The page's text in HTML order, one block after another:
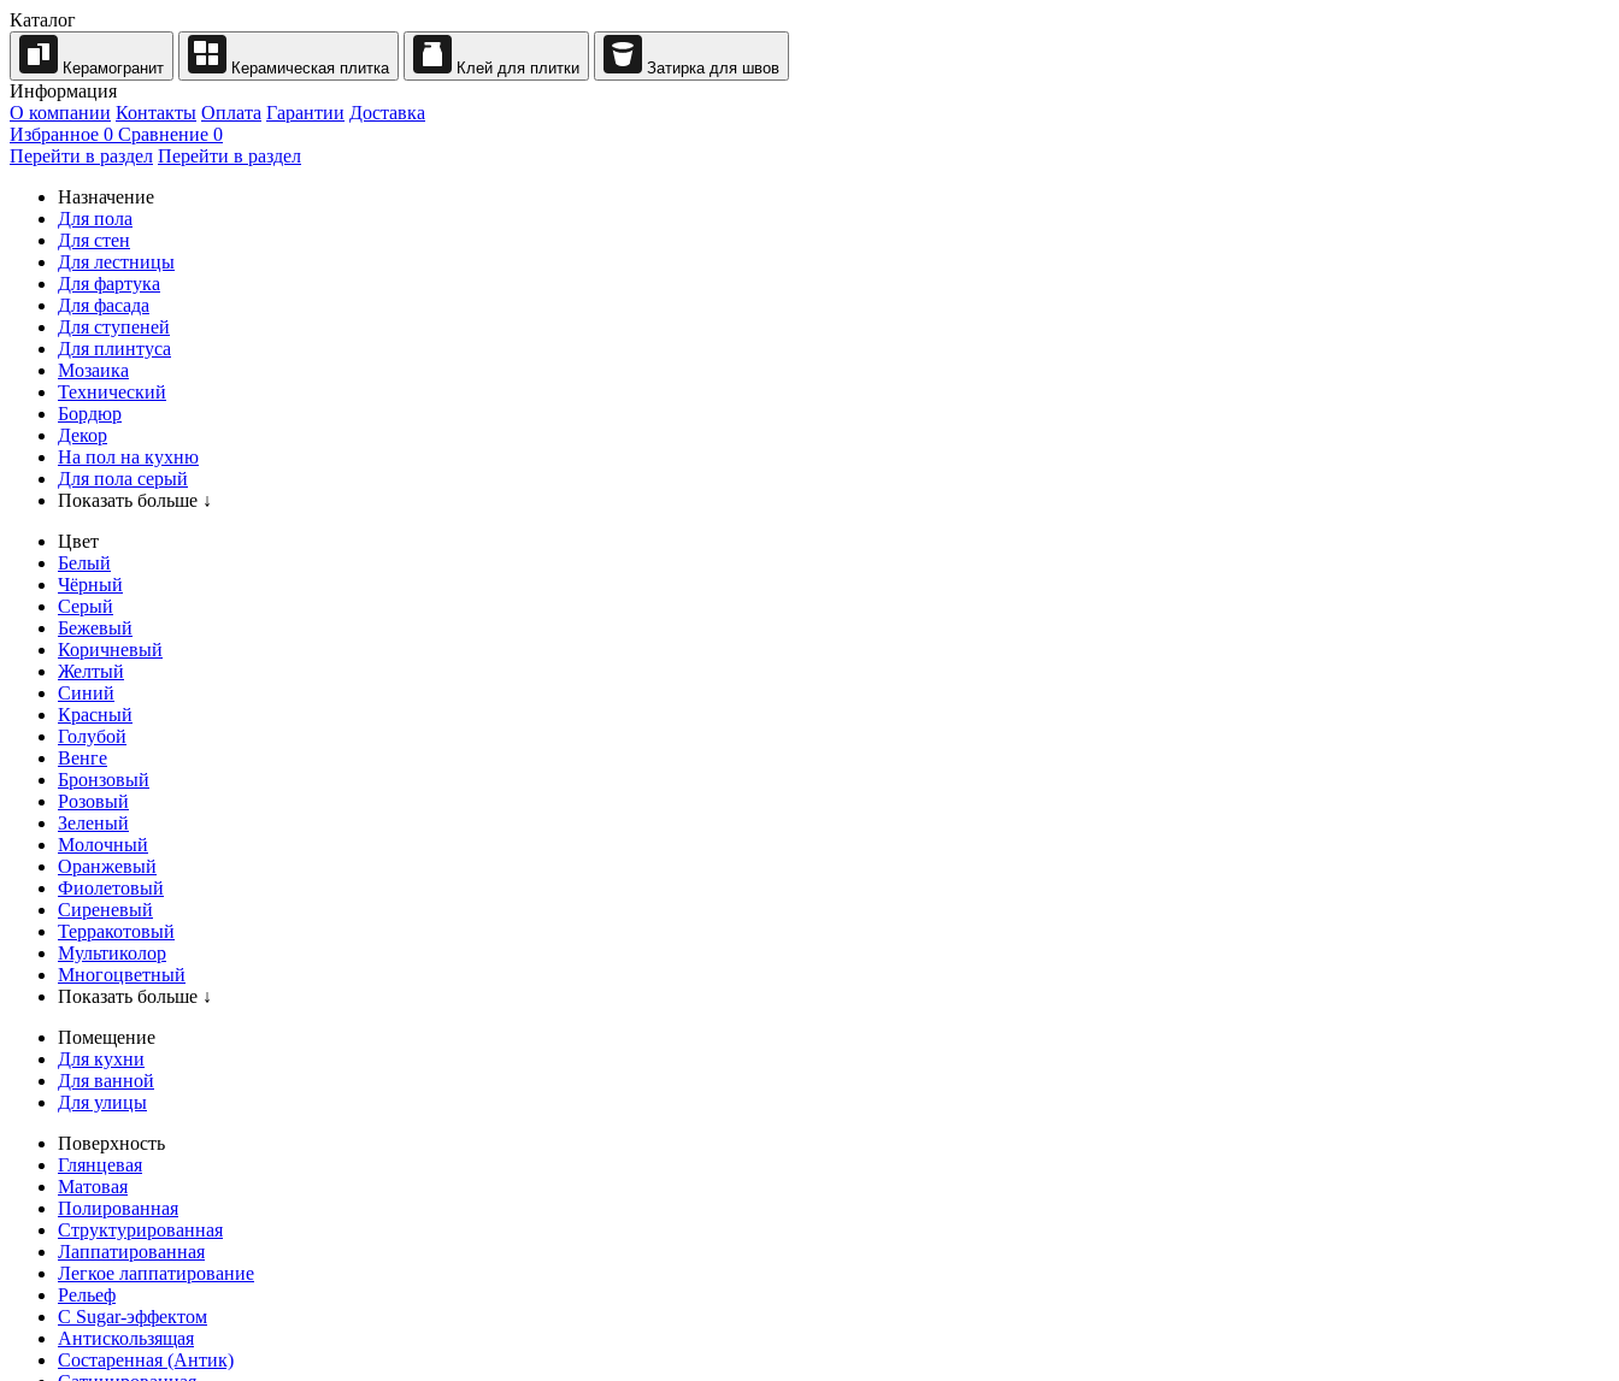
Каталог
Керамогранит Керамическая плитка Клей для плитки Затирка для швов
Информация
О компании Контакты Оплата Гарантии Доставка
Избранное 0 Сравнение 0
Перейти в раздел Перейти в раздел
Назначение
Для пола
Для стен
Для лестницы
Для фартука
Для фасада
Для ступеней
Для плинтуса
Мозаика
Технический
Бордюр
Декор
На пол на кухню
Для пола серый
Показать больше ↓
Цвет
Белый
Чёрный
Серый
Бежевый
Коричневый
Желтый
Синий
Красный
Голубой
Венге
Бронзовый
Розовый
Зеленый
Молочный
Оранжевый
Фиолетовый
Сиреневый
Терракотовый
Мультиколор
Многоцветный
Показать больше ↓
Помещение
Для кухни
Для ванной
Для улицы
Поверхность
Глянцевая
Матовая
Полированная
Структурированная
Лаппатированная
Легкое лаппатирование
Рельеф
С Sugar-эффектом
Антискользящая
Состаренная (Антик)